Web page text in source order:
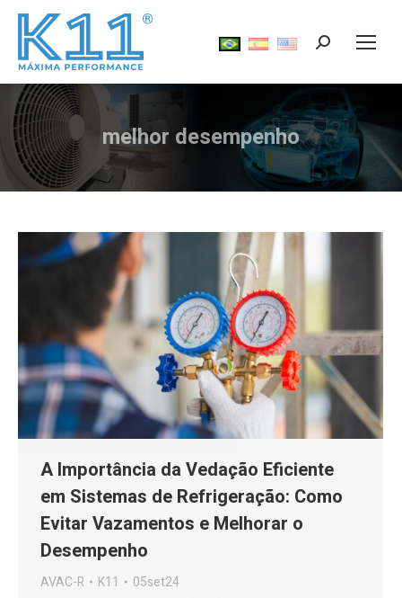
Search:
melhor desempenho
Você está aqui:
A Importância da Vedação Eficiente
em Sistemas de Refrigeração: Como
Evitar Vazamentos e Melhorar o
Desempenho
AVAC-R K11 05set24